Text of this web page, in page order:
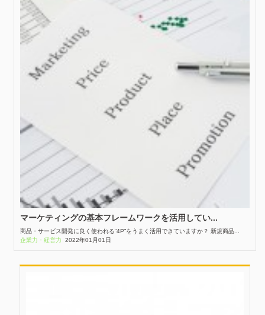
マーケティングの基本フレームワークを活用してい...
商品・サービス開発に良く使われる“4P”をうまく活用できていますか？ 新規商品...
企業力・経営力
2022年01月01日